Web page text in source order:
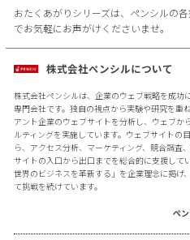
おたくあがりシリーズは、ペンシルの
でお気軽にお声がけくださいませ。
株式会社ペンシルについて
株式会社ペンシルは、企業のウェブ戦略を成功
専門会社です。独自の視点から実験や研究を重
アント企業のウェブサイトを分析し、ウェブか
ルティングを実施しています。ウェブサイトの
ら、アクセス分析、マーケティング、競合調査
サイトの入口から出口までを総合的に支援して
世界のビジネスを革新する」を企業理念に掲げ
て挑戦を続けています。
ペ